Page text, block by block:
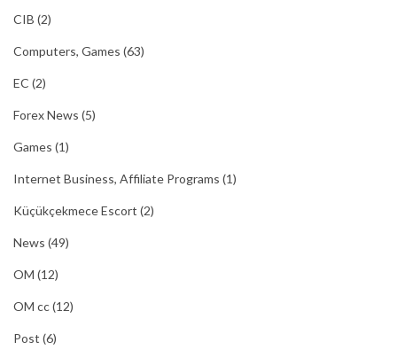
CIB (2)
Computers, Games (63)
EC (2)
Forex News (5)
Games (1)
Internet Business, Affiliate Programs (1)
Küçükçekmece Escort (2)
News (49)
OM (12)
OM cc(12)
Post (6)